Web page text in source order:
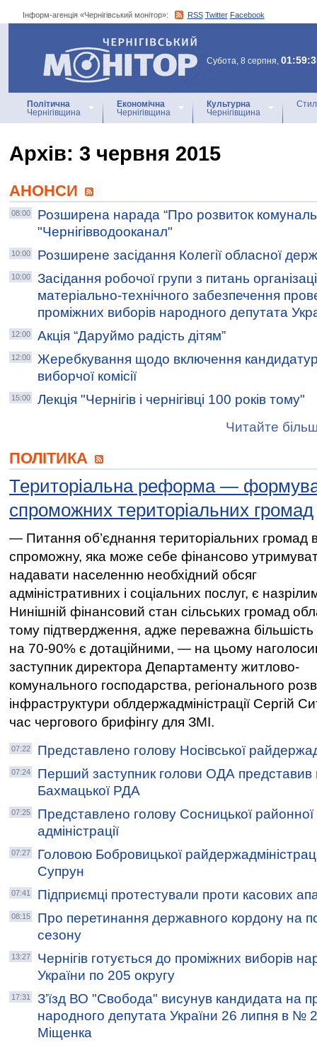
Інформ-агенція «Чернігівський монітор»: RSS Twitter Facebook
Інформ-агенція
«Чернігівський монітор»
Субота, 8 серпня,
Політична
Чернігівщина
Економічна
Чернігівщина
Культурна
Чернігівщина
Архiв: 3 червня 2015
АНОНСИ
08:00
Розширена нарада “Про розвиток
"Чернігівводооканал"
10:00 Розширене засідання Колегії обласної
10:00
Засідання робочої групи з питань
матеріально-технічного забезпечення
проміжних виборів народного депутата
12:00 Акція “Даруймо радість дітям”
12:00
Жеребкування щодо включення
виборчої комісії
15:00
Лекція "Чернігів і чернігівці 100 років тому"
Читайте
ПОЛІТИКА
Територіальна реформа —
спроможних територіальних громад
— Питання об’єднання територіальних громад
спроможну, яка може себе фінансово
надавати населенню необхідний обсяг
адміністративних і соціальних послуг, є
Нинішній фінансовий стан сільських громад
тому підтвердження, адже переважна більшість
на 70-90% є дотаційними, — на цьому
заступник директора Департаменту житлово-
комунального господарства, регіонального
інфраструктури облдержадміністрації Сергій
час чергового брифінгу для ЗМІ.
07:22 Представлено голову Носівської
07:24
Перший заступник голови ОДА представив
Бахмацької РДА
07:25
Представлено голову Сосницької
адміністрації
07:27
Головою Бобровицької
Супрун
07:41 Підприємці протестували проти касових
08:15
Про перетинання державного кордону на
сезону
13:27
Чернігів готується до проміжних виборів
України по 205 округу
17:31
З’їзд ВО "Свобода" висунув кандидата на
народного депутата України 26 липня в №
Міщенка